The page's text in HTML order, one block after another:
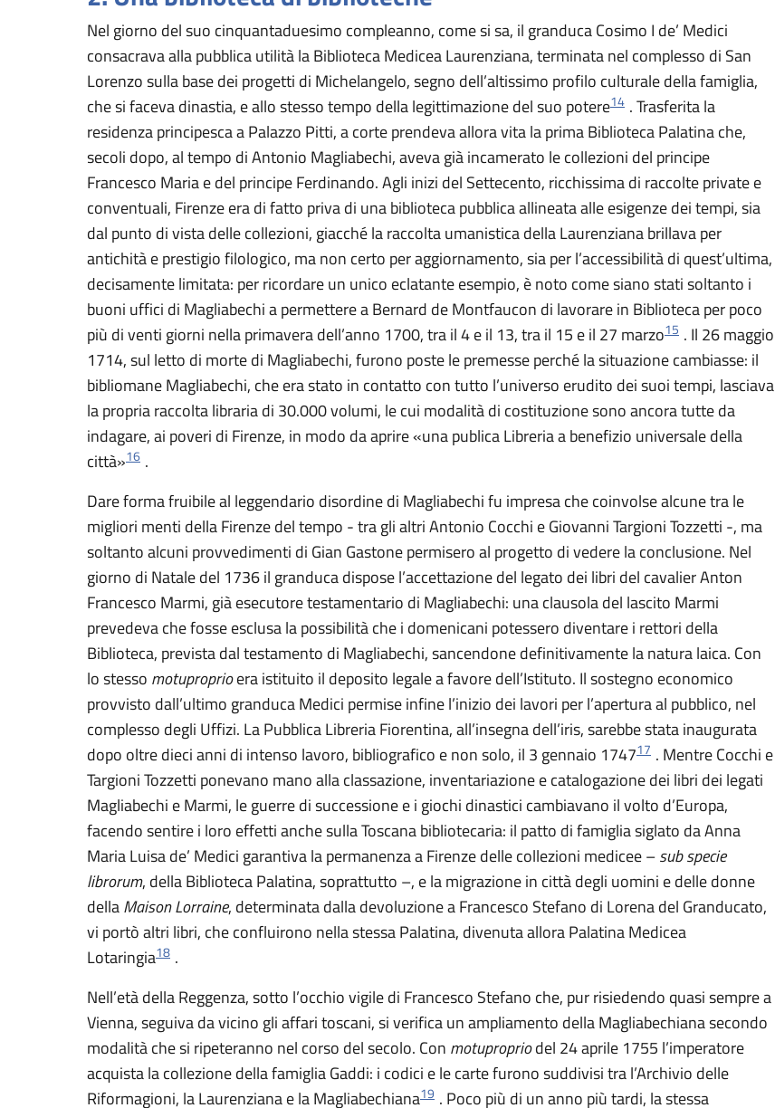
Nel giorno del suo cinquantaduesimo compleanno, come si sa, il granduca Cosimo I de’ Medici
consacrava alla pubblica utilità la Biblioteca Medicea Laurenziana, terminata nel complesso di San
Lorenzo sulla base dei progetti di Michelangelo, segno dell’altissimo profilo culturale della famiglia,
che si faceva dinastia, e allo stesso tempo della legittimazione del suo potere14 . Trasferita la
residenza principesca a Palazzo Pitti, a corte prendeva allora vita la prima Biblioteca Palatina che,
secoli dopo, al tempo di Antonio Magliabechi, aveva già incamerato le collezioni del principe
Francesco Maria e del principe Ferdinando. Agli inizi del Settecento, ricchissima di raccolte private e
conventuali, Firenze era di fatto priva di una biblioteca pubblica allineata alle esigenze dei tempi, sia
dal punto di vista delle collezioni, giacché la raccolta umanistica della Laurenziana brillava per
antichità e prestigio filologico, ma non certo per aggiornamento, sia per l’accessibilità di quest’ultima,
decisamente limitata: per ricordare un unico eclatante esempio, è noto come siano stati soltanto i
buoni uffici di Magliabechi a permettere a Bernard de Montfaucon di lavorare in Biblioteca per poco
più di venti giorni nella primavera dell’anno 1700, tra il 4 e il 13, tra il 15 e il 27 marzo15 . Il 26 maggio
1714, sul letto di morte di Magliabechi, furono poste le premesse perché la situazione cambiasse: il
bibliomane Magliabechi, che era stato in contatto con tutto l’universo erudito dei suoi tempi, lasciava
la propria raccolta libraria di 30.000 volumi, le cui modalità di costituzione sono ancora tutte da
indagare, ai poveri di Firenze, in modo da aprire «una publica Libreria a benefizio universale della
città»16 .
Dare forma fruibile al leggendario disordine di Magliabechi fu impresa che coinvolse alcune tra le
migliori menti della Firenze del tempo - tra gli altri Antonio Cocchi e Giovanni Targioni Tozzetti -, ma
soltanto alcuni provvedimenti di Gian Gastone permisero al progetto di vedere la conclusione. Nel
giorno di Natale del 1736 il granduca dispose l’accettazione del legato dei libri del cavalier Anton
Francesco Marmi, già esecutore testamentario di Magliabechi: una clausola del lascito Marmi
prevedeva che fosse esclusa la possibilità che i domenicani potessero diventare i rettori della
Biblioteca, prevista dal testamento di Magliabechi, sancendone definitivamente la natura laica. Con
lo stesso motuproprioera istituito il deposito legale a favore dell’Istituto. Il sostegno economico
provvisto dall’ultimo granduca Medici permise infine l’inizio dei lavori per l’apertura al pubblico, nel
complesso degli Uffizi. La Pubblica Libreria Fiorentina, all’insegna dell’iris, sarebbe stata inaugurata
dopo oltre dieci anni di intenso lavoro, bibliografico e non solo, il 3 gennaio 174717 . Mentre Cocchi e
Targioni Tozzetti ponevano mano alla classazione, inventariazione e catalogazione dei libri dei legati
Magliabechi e Marmi, le guerre di successione e i giochi dinastici cambiavano il volto d’Europa,
facendo sentire i loro effetti anche sulla Toscana bibliotecaria: il patto di famiglia siglato da Anna
Maria Luisa de’ Medici garantiva la permanenza a Firenze delle collezioni medicee –sub specie
librorum, della Biblioteca Palatina, soprattutto –, e la migrazione in città degli uomini e delle donne
dellaMaison Lorraine, determinata dalla devoluzione a Francesco Stefano di Lorena del Granducato,
vi portò altri libri, che confluirono nella stessa Palatina, divenuta allora Palatina Medicea
Lotaringia18 .
Nell’età della Reggenza, sotto l’occhio vigile di Francesco Stefano che, pur risiedendo quasi sempre a
Vienna, seguiva da vicino gli affari toscani, si verifica un ampliamento della Magliabechiana secondo
modalità che si ripeteranno nel corso del secolo. Con motupropriodel 24 aprile 1755 l’imperatore
acquista la collezione della famiglia Gaddi: i codici e le carte furono suddivisi tra l’Archivio delle
Riformagioni, la Laurenziana e la Magliabechiana19 . Poco più di un anno più tardi, la stessa